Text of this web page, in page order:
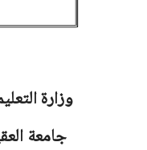
وزارة
جامعة